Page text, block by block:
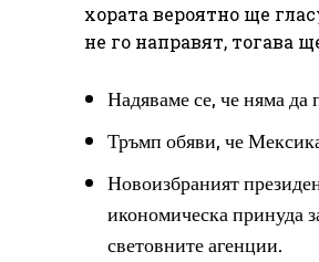
хората вероятно ще
не го направят, тогава
Надяваме се, че няма
Тръмп обяви, че
Новоизбраният
икономическа принуда
световните агенции.